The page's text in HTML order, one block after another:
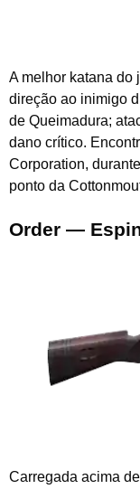
A melhor katana do
direção ao inimigo
de Queimadura;
dano crítico.
Corporation,
ponto da
Order —
Carregada acima